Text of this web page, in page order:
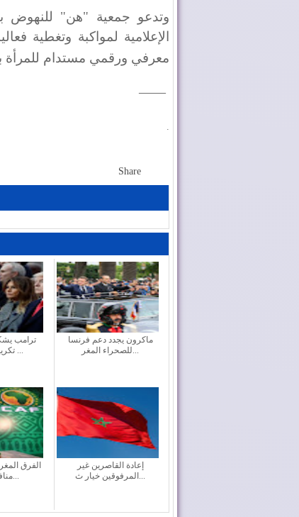
​وتدعو جمعية "هن" للنهوض
الإعلامية لمواكبة وتغطية
معرفي ورقمي مستدام للمرأة
​—
—
Share
ترامب
تكريمه بإطلاق ...
ماكرون يجدد دعم فرنسا
للصحراء المغر...
الفرق
منافسيها ف...
إعادة القاصرين غير
المرفوقين خيار ث...